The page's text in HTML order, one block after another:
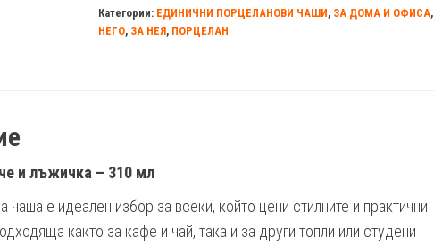
Категории: ЕДИНИЧНИ ПОРЦЕЛАНОВИ ЧАШИ, ЗА ДОМА И ОФИСА,
НЕГО, ЗА НЕЯ, ПОРЦЕЛАН
и лъжичка – 310 мл
чаша е идеален избор за всеки, който цени стилните и практични
както за кафе и чай, така и за други топли или студени